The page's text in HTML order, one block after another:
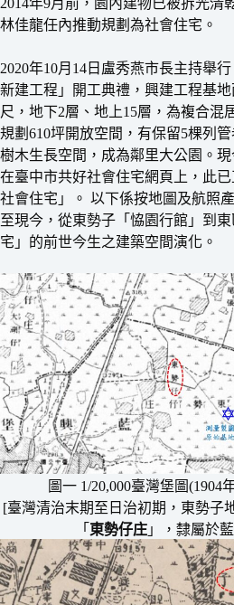
2014年9月前，園內建物已被拆光清
林佳龍任內推動規劃為社會住宅。
2020年10月14日盧秀燕市長主持舉
新建工程」開工典禮，興建工程基地
尺，地下2層、地上15層，為複合混
規劃610坪開放空間，有保留5棵列
樹木生長空間，成為鄰里大公園。現
在臺中市共好社會住宅網頁上，此
社會住宅」。 以下係按地圖及航照
至現今，從東勢子「恊園行館」到
宅」的前世今生之建築空間演化。
圖一 1/20,000臺灣堡圖(1904
[臺灣清治末期至日治初期，東勢子
「 東勢仔庄」，隸屬於